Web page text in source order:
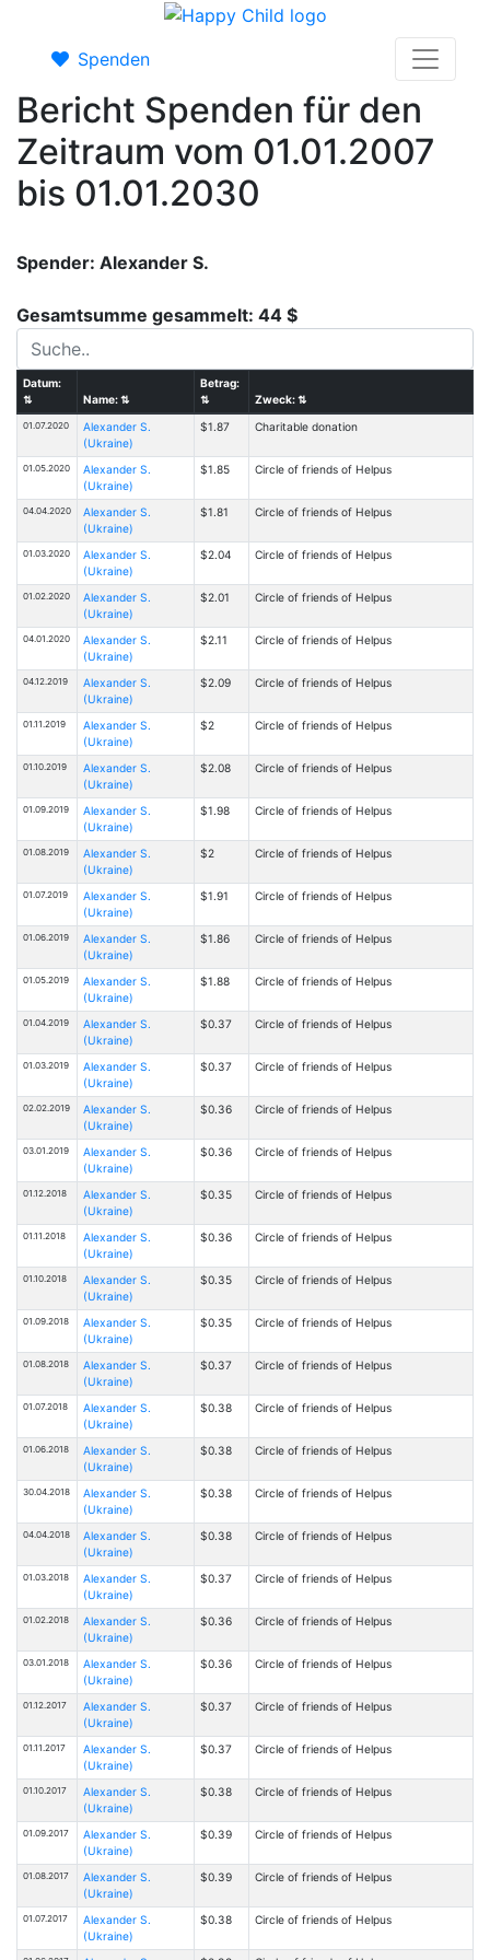
Spenden
Bericht Spenden für den
Zeitraum vom 01.01.2007
bis 01.01.2030
Spender: Alexander S.
Gesamtsumme gesammelt: 44 $
Datum:
⇅
Name:⇅
Betrag:
⇅
Zweck:⇅
01.07.2020
Alexander S.
(Ukraine)
$1.87 Charitable donation
01.05.2020
Alexander S.
(Ukraine)
$1.85 Circle of friends of Helpus
04.04.2020
Alexander S.
(Ukraine)
$1.81 Circle of friends of Helpus
01.03.2020
Alexander S.
(Ukraine)
$2.04 Circle of friends of Helpus
01.02.2020
Alexander S.
(Ukraine)
$2.01 Circle of friends of Helpus
04.01.2020
Alexander S.
(Ukraine)
$2.11 Circle of friends of Helpus
04.12.2019
Alexander S.
(Ukraine)
$2.09 Circle of friends of Helpus
01.11.2019
Alexander S.
(Ukraine)
$2 Circle of friends of Helpus
01.10.2019
Alexander S.
(Ukraine)
$2.08 Circle of friends of Helpus
01.09.2019
Alexander S.
(Ukraine)
$1.98 Circle of friends of Helpus
01.08.2019
Alexander S.
(Ukraine)
$2 Circle of friends of Helpus
01.07.2019
Alexander S.
(Ukraine)
$1.91 Circle of friends of Helpus
01.06.2019
Alexander S.
(Ukraine)
$1.86 Circle of friends of Helpus
01.05.2019
Alexander S.
(Ukraine)
$1.88 Circle of friends of Helpus
01.04.2019
Alexander S.
(Ukraine)
$0.37 Circle of friends of Helpus
01.03.2019
Alexander S.
(Ukraine)
$0.37 Circle of friends of Helpus
02.02.2019
Alexander S.
(Ukraine)
$0.36 Circle of friends of Helpus
03.01.2019
Alexander S.
(Ukraine)
$0.36 Circle of friends of Helpus
01.12.2018
Alexander S.
(Ukraine)
$0.35 Circle of friends of Helpus
01.11.2018
Alexander S.
(Ukraine)
$0.36 Circle of friends of Helpus
01.10.2018
Alexander S.
(Ukraine)
$0.35 Circle of friends of Helpus
01.09.2018
Alexander S.
(Ukraine)
$0.35 Circle of friends of Helpus
01.08.2018
Alexander S.
(Ukraine)
$0.37 Circle of friends of Helpus
01.07.2018
Alexander S.
(Ukraine)
$0.38 Circle of friends of Helpus
01.06.2018
Alexander S.
(Ukraine)
$0.38 Circle of friends of Helpus
30.04.2018
Alexander S.
(Ukraine)
$0.38 Circle of friends of Helpus
04.04.2018
Alexander S.
(Ukraine)
$0.38 Circle of friends of Helpus
01.03.2018
Alexander S.
(Ukraine)
$0.37 Circle of friends of Helpus
01.02.2018
Alexander S.
(Ukraine)
$0.36 Circle of friends of Helpus
03.01.2018
Alexander S.
(Ukraine)
$0.36 Circle of friends of Helpus
01.12.2017
Alexander S.
(Ukraine)
$0.37 Circle of friends of Helpus
01.11.2017
Alexander S.
(Ukraine)
$0.37 Circle of friends of Helpus
01.10.2017
Alexander S.
(Ukraine)
$0.38 Circle of friends of Helpus
01.09.2017
Alexander S.
(Ukraine)
$0.39 Circle of friends of Helpus
01.08.2017
Alexander S.
(Ukraine)
$0.39 Circle of friends of Helpus
01.07.2017
Alexander S.
(Ukraine)
$0.38 Circle of friends of Helpus